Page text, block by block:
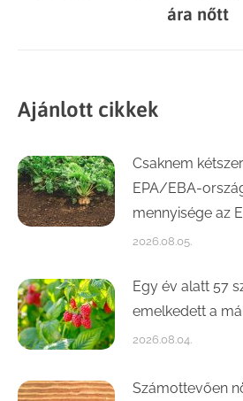
post:
ára nőtt
Ajánlott cikkek
Csaknem
EPA/EBA-
mennyisége az
2026.08.05.
Egy év alatt 57
emelkedett a
2026.08.04.
Számottevően